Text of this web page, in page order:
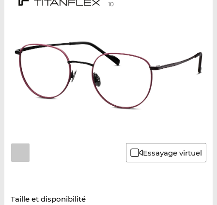
10
Essayage virtuel
Taille et disponibilité